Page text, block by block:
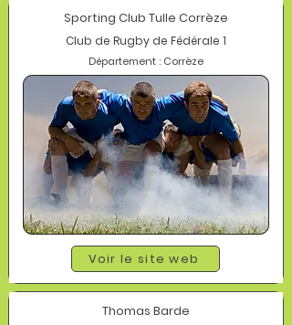
Sporting Club Tulle Corrèze
Club de Rugby de Fédérale 1
Département : Corrèze
Voir le site web
Thomas Barde